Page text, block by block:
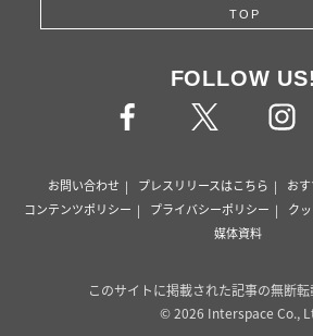
TOP
FOLLOW US!
お問い合わせ プレスリリースはこちら お
コンテンツポリシー
プライバシーポリシー ク
媒体資料
このサイトに掲載された記事の無断転
© 2026 Interspace Co.,